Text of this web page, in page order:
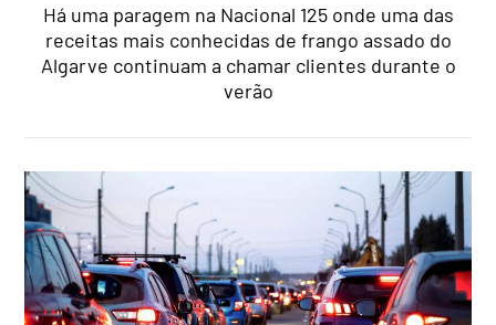
Há uma paragem na Nacional 125 onde uma das
receitas mais conhecidas de frango assado do
Algarve continuam a chamar clientes durante o
verão